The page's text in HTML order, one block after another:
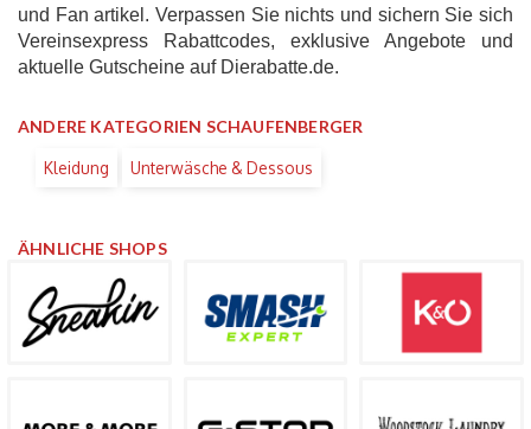
und Fan artikel. Verpassen Sie nichts und sichern Sie sich
Vereinsexpress Rabattcodes, exklusive Angebote und
aktuelle Gutscheine auf Dierabatte.de.
ANDERE KATEGORIEN SCHAUFENBERGER
Kleidung Unterwäsche & Dessous
ÄHNLICHE SHOPS